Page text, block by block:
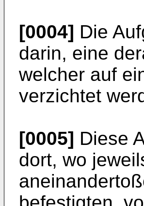
[0004] Die
darin, eine
welcher auf
verzichtet
[0005] Diese
dort, wo